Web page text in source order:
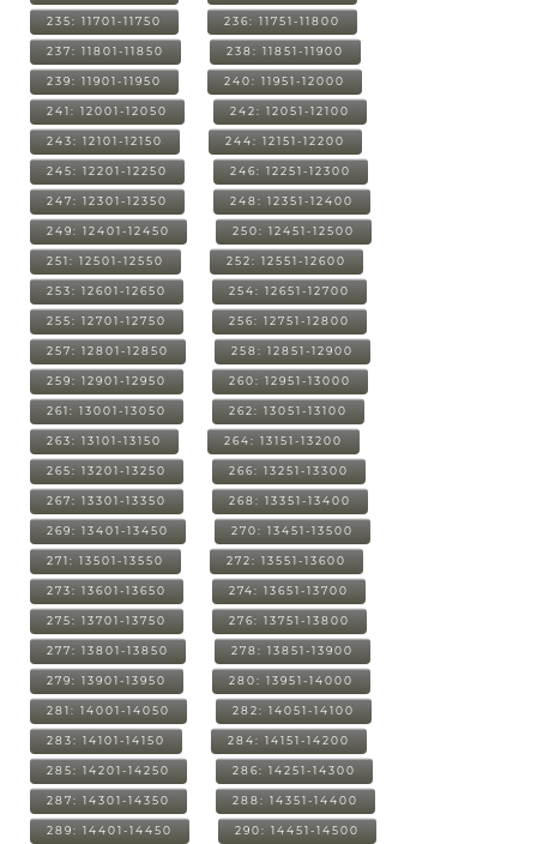
235: 11701-11750 236: 11751-11800
237: 11801-11850 238: 11851-11900
239: 11901-11950 240: 11951-12000
241: 12001-12050 242: 12051-12100
243: 12101-12150 244: 12151-12200
245: 12201-12250 246: 12251-12300
247: 12301-12350 248: 12351-12400
249: 12401-12450 250: 12451-12500
251: 12501-12550 252: 12551-12600
253: 12601-12650 254: 12651-12700
255: 12701-12750 256: 12751-12800
257: 12801-12850 258: 12851-12900
259: 12901-12950 260: 12951-13000
261: 13001-13050 262: 13051-13100
263: 13101-13150 264: 13151-13200
265: 13201-13250 266: 13251-13300
267: 13301-13350 268: 13351-13400
269: 13401-13450 270: 13451-13500
271: 13501-13550 272: 13551-13600
273: 13601-13650 274: 13651-13700
275: 13701-13750 276: 13751-13800
277: 13801-13850 278: 13851-13900
279: 13901-13950 280: 13951-14000
281: 14001-14050 282: 14051-14100
283: 14101-14150 284: 14151-14200
285: 14201-14250 286: 14251-14300
287: 14301-14350 288: 14351-14400
289: 14401-14450 290: 14451-14500